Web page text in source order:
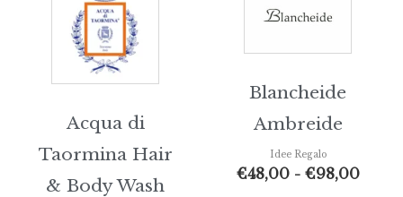
Acqua di
Taormina Hair
& Body Wash
Blancheide
Ambreide
Idee Regalo
€48,00 - €98,00